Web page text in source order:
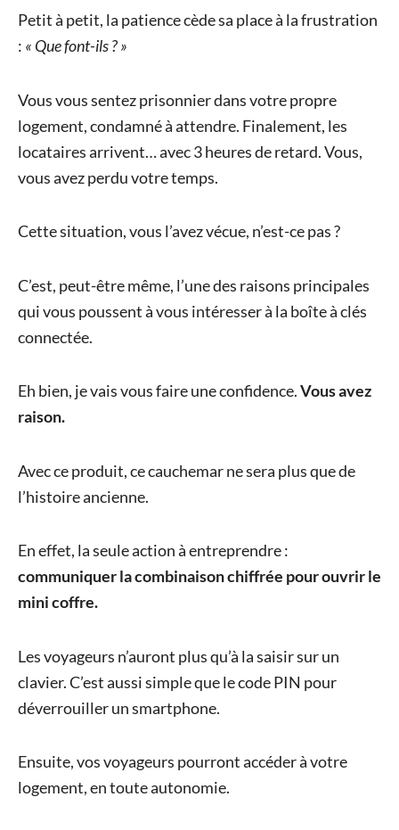
Petit à petit, la patience cède sa place à la frustration
: « Que font-ils ? »
Vous vous sentez prisonnier dans votre propre
logement, condamné à attendre. Finalement, les
locataires arrivent… avec 3 heures de retard. Vous,
vous avez perdu votre temps.
Cette situation, vous l’avez vécue, n’est-ce pas ?
C’est, peut-être même, l’une des raisons principales
qui vous poussent à vous intéresser à la boîte à clés
connectée.
Eh bien, je vais vous faire une confidence.Vous avez
raison.
Avec ce produit, ce cauchemar ne sera plus que de
l’histoire ancienne.
En effet, la seule action à entreprendre :
communiquer la combinaison chiffrée pour ouvrir le
mini coffre.
Les voyageurs n’auront plus qu’à la saisir sur un
clavier. C’est aussi simple que le code PIN pour
déverrouiller un smartphone.
Ensuite, vos voyageurs pourront accéder à votre
logement, en toute autonomie.